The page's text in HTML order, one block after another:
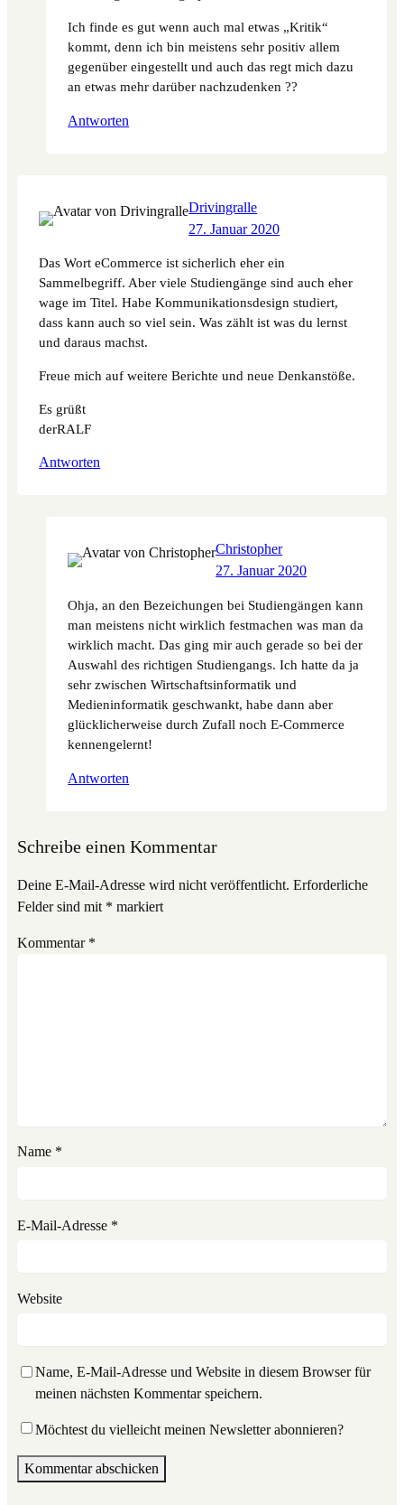
Ich finde es gut wenn auch mal etwas „Kritik“
kommt, denn ich bin meistens sehr positiv allem
gegenüber eingestellt und auch das regt mich dazu
an etwas mehr darüber nachzudenken ??
Antworten
Drivingralle
27. Januar 2020
Das Wort eCommerce ist sicherlich eher ein
Sammelbegriff. Aber viele Studiengänge sind auch eher
wage im Titel. Habe Kommunikationsdesign studiert,
dass kann auch so viel sein. Was zählt ist was du lernst
und daraus machst.
Freue mich auf weitere Berichte und neue Denkanstöße.
Es grüßt
derRALF
Antworten
Christopher
27. Januar 2020
Ohja, an den Bezeichungen bei Studiengängen kann
man meistens nicht wirklich festmachen was man da
wirklich macht. Das ging mir auch gerade so bei der
Auswahl des richtigen Studiengangs. Ich hatte da ja
sehr zwischen Wirtschaftsinformatik und
Medieninformatik geschwankt, habe dann aber
glücklicherweise durch Zufall noch E-Commerce
kennengelernt!
Antworten
Schreibe einen Kommentar
Deine E-Mail-Adresse wird nicht veröffentlicht. Erforderliche
Felder sind mit * markiert
Kommentar *
Name *
E-Mail-Adresse *
Website
Name, E-Mail-Adresse und Website in diesem Browser für
meinen nächsten Kommentar speichern.
Möchtest du vielleicht meinen Newsletter abonnieren?